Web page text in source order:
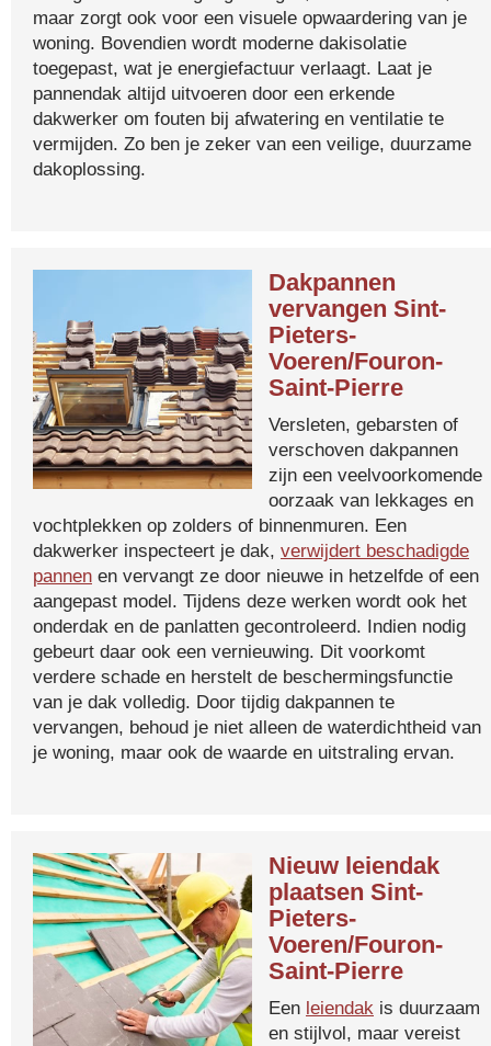
maar zorgt ook voor een visuele opwaardering van je
woning. Bovendien wordt moderne dakisolatie
toegepast, wat je energiefactuur verlaagt. Laat je
pannendak altijd uitvoeren door een erkende
dakwerker om fouten bij afwatering en ventilatie te
vermijden. Zo ben je zeker van een veilige, duurzame
dakoplossing.
Dakpannen
vervangen Sint-
Pieters-
Voeren/Fouron-
Saint-Pierre
Versleten, gebarsten of
verschoven dakpannen
zijn een veelvoorkomende
oorzaak van lekkages en
vochtplekken op zolders of binnenmuren. Een
dakwerker inspecteert je dak, verwijdert beschadigde
pannen en vervangt ze door nieuwe in hetzelfde of een
aangepast model. Tijdens deze werken wordt ook het
onderdak en de panlatten gecontroleerd. Indien nodig
gebeurt daar ook een vernieuwing. Dit voorkomt
verdere schade en herstelt de beschermingsfunctie
van je dak volledig. Door tijdig dakpannen te
vervangen, behoud je niet alleen de waterdichtheid van
je woning, maar ook de waarde en uitstraling ervan.
Nieuw leiendak
plaatsen Sint-
Pieters-
Voeren/Fouron-
Saint-Pierre
Een leiendak is duurzaam
en stijlvol, maar vereist